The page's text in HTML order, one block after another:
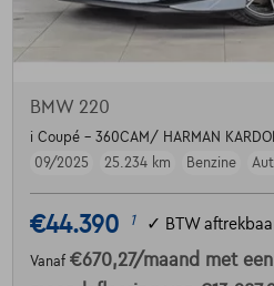
BMW 220
i Coupé - 360CAM/ HARMAN
09/2025
25.234 km Benzine
€44.390 1 ✓ BTW
Vanaf €670,27/maand met